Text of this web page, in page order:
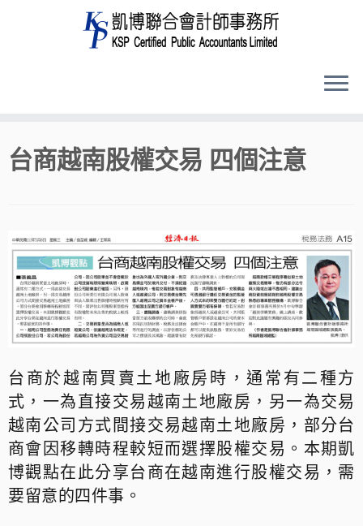
to
content
台商越南股權交易 四個注意
台商於越南買賣土地廠房時，通常有二種方
式，一為直接交易越南土地廠房，另一為交易
越南公司方式間接交易越南土地廠房，部分台
商會因移轉時程較短而選擇股權交易。本期凱
博觀點在此分享台商在越南進行股權交易，需
要留意的四件事。